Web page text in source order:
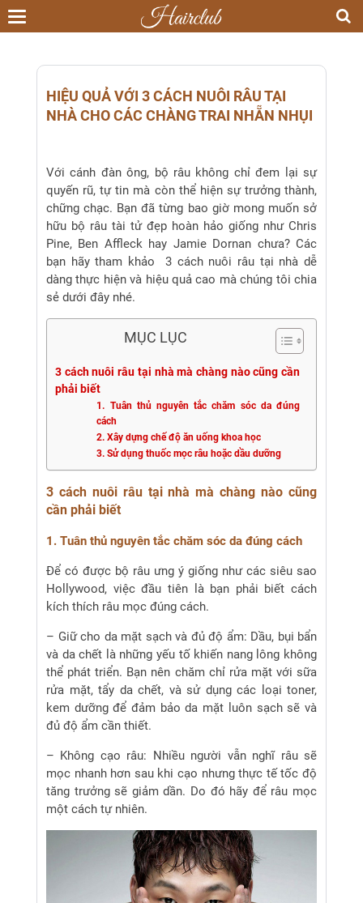
Toggle
navigation
HIỆU QUẢ VỚI 3 CÁCH NUÔI RÂU TẠI
NHÀ CHO CÁC CHÀNG TRAI NHẴN NHỤI
Với cánh đàn ông, bộ râu không chỉ đem lại sự
quyến rũ, tự tin mà còn thể hiện sự trưởng thành,
chững chạc. Bạn đã từng bao giờ mong muốn sở
hữu bộ râu tài tử đẹp hoàn hảo giống như Chris
Pine, Ben Affleck hay Jamie Dornan chưa? Các
bạn hãy tham khảo 3 cách nuôi râu tại nhà dễ
dàng thực hiện và hiệu quả cao mà chúng tôi chia
sẻ dưới đây nhé.
MỤC LỤC
3 cách nuôi râu tại nhà mà chàng nào cũng cần
phải biết
1. Tuân thủ nguyên tắc chăm sóc da đúng
cách
2. Xây dựng chế độ ăn uống khoa học
3. Sử dụng thuốc mọc râu hoặc dầu dưỡng
3 cách nuôi râu tại nhà mà chàng nào cũng
cần phải biết
1. Tuân thủ nguyên tắc chăm sóc da đúng cách
Để có được bộ râu ưng ý giống như các siêu sao
Hollywood, việc đầu tiên là bạn phải biết cách
kích thích râu mọc đúng cách.
– Giữ cho da mặt sạch và đủ độ ẩm: Dầu, bụi bẩn
và da chết là những yếu tố khiến nang lông không
thể phát triển. Bạn nên chăm chỉ rửa mặt với sữa
rửa mặt, tẩy da chết, và sử dụng các loại toner,
kem dưỡng để đảm bảo da mặt luôn sạch sẽ và
đủ độ ẩm cần thiết.
– Không cạo râu: Nhiều người vẫn nghĩ râu sẽ
mọc nhanh hơn sau khi cạo nhưng thực tế tốc độ
tăng trưởng sẽ giảm dần. Do đó hãy để râu mọc
một cách tự nhiên.